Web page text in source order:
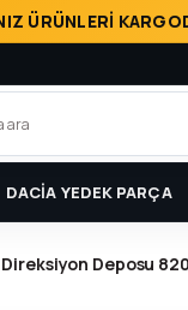
ÜRÜNLERİ
DACİA YEDEK PARÇA
Deposu